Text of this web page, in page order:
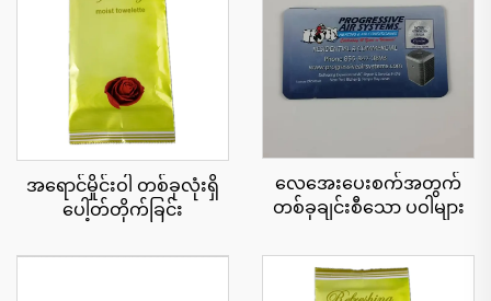
အရောင်မှိုင်းဝါ တစ်ခုလုံးရှိ
ပေါ့တ်တိုက်ခြင်း
လေအေးပေးစက်အတွက်
တစ်ခုချင်းစီသော ပဝါများ